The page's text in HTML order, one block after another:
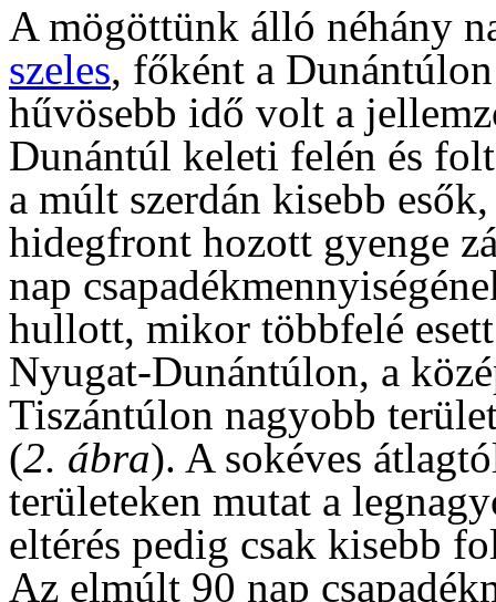
A mögöttünk álló néhány
szeles, főként a
hűvösebb idő volt a
Dunántúl keleti felén és
a múlt szerdán kisebb
hidegfront hozott gyenge
nap
hullott, mikor többfelé
Nyugat-Dunántúlon, a
Tiszántúlon nagyobb
(2. ábra). A sokéves
területeken mutat a
eltérés pedig csak kisebb
Az elmúlt 90 nap